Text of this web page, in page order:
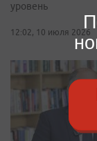
уровень
12:02, 10 июля 2026